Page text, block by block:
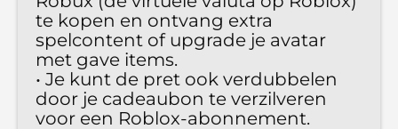
te kopen en ontvang extra
spelcontent of upgrade je avatar
met gave items.
• Je kunt de pret ook verdubbelen
door je cadeaubon te verzilveren
voor een Roblox-abonnement.